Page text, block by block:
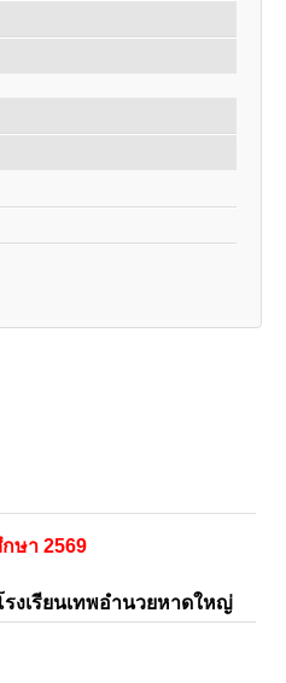
ษา 2569
งเรียนเทพอำนวยหาดใหญ่